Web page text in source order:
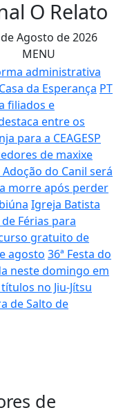
O Relato
Agosto de 2026
MENU
administrativa
da Esperança PT
filiados e
entre os
para a CEAGESP
de maxixe
Adoção do Canil será
morre após perder
Igreja Batista
Férias para
gratuito de
agosto 36ª Festa do
neste domingo em
no Jiu-Jítsu
de Salto de
de